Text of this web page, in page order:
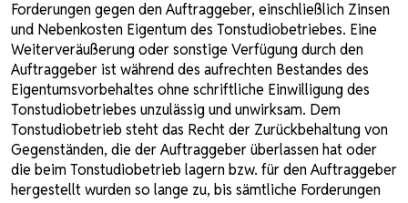
Forderungen gegen den Auftraggeber, einschließlich Zinsen
und Nebenkosten Eigentum des Tonstudiobetriebes. Eine
Weiterveräußerung oder sonstige Verfügung durch den
Auftraggeber ist während des aufrechten Bestandes des
Eigentumsvorbehaltes ohne schriftliche Einwilligung des
Tonstudiobetriebes unzulässig und unwirksam. Dem
Tonstudiobetrieb steht das Recht der Zurückbehaltung von
Gegenständen, die der Auftraggeber überlassen hat oder
die beim Tonstudiobetrieb lagern bzw. für den Auftraggeber
hergestellt wurden so lange zu, bis sämtliche Forderungen